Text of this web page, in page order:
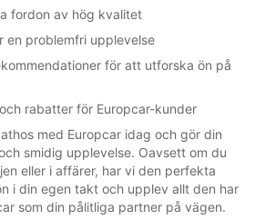
fordon av hög kvalitet
en problemfri upplevelse
för att utforska ön på
rabatter för Europcar-kunder
med Europcar idag och gör din
smidig upplevelse. Oavsett om du
eller i affärer, har vi den perfekta
i din egen takt och upplev allt den har
som din pålitliga partner på vägen.